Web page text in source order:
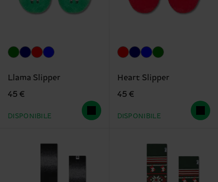
Llama Slipper
45 €
DISPONIBILE
Heart Slipper
45 €
DISPONIBILE